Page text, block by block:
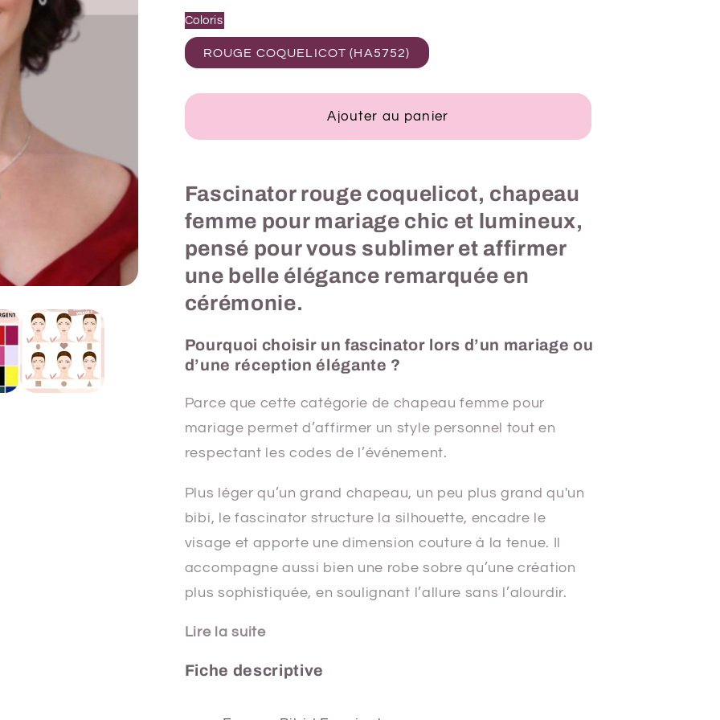
Coloris
ROUGE COQUELICOT (HA5752)
Ajouter au panier
Fascinator rouge coquelicot, chapeau
femme pour mariage chic et lumineux,
pensé pour vous sublimer et affirmer
une belle élégance remarquée en
cérémonie.
Pourquoi choisir un fascinator lors d’un mariage ou
d’une réception élégante ?
Parce que cette catégorie de chapeau femme pour
mariage permet d’affirmer un style personnel tout en
respectant les codes de l’événement.
Plus léger qu’un grand chapeau, un peu plus grand qu'un
bibi, le fascinator structure la silhouette, encadre le
visage et apporte une dimension couture à la tenue. Il
accompagne aussi bien une robe sobre qu’une création
plus sophistiquée, en soulignant l’allure sans l’alourdir.
Lire la suite
Fiche descriptive